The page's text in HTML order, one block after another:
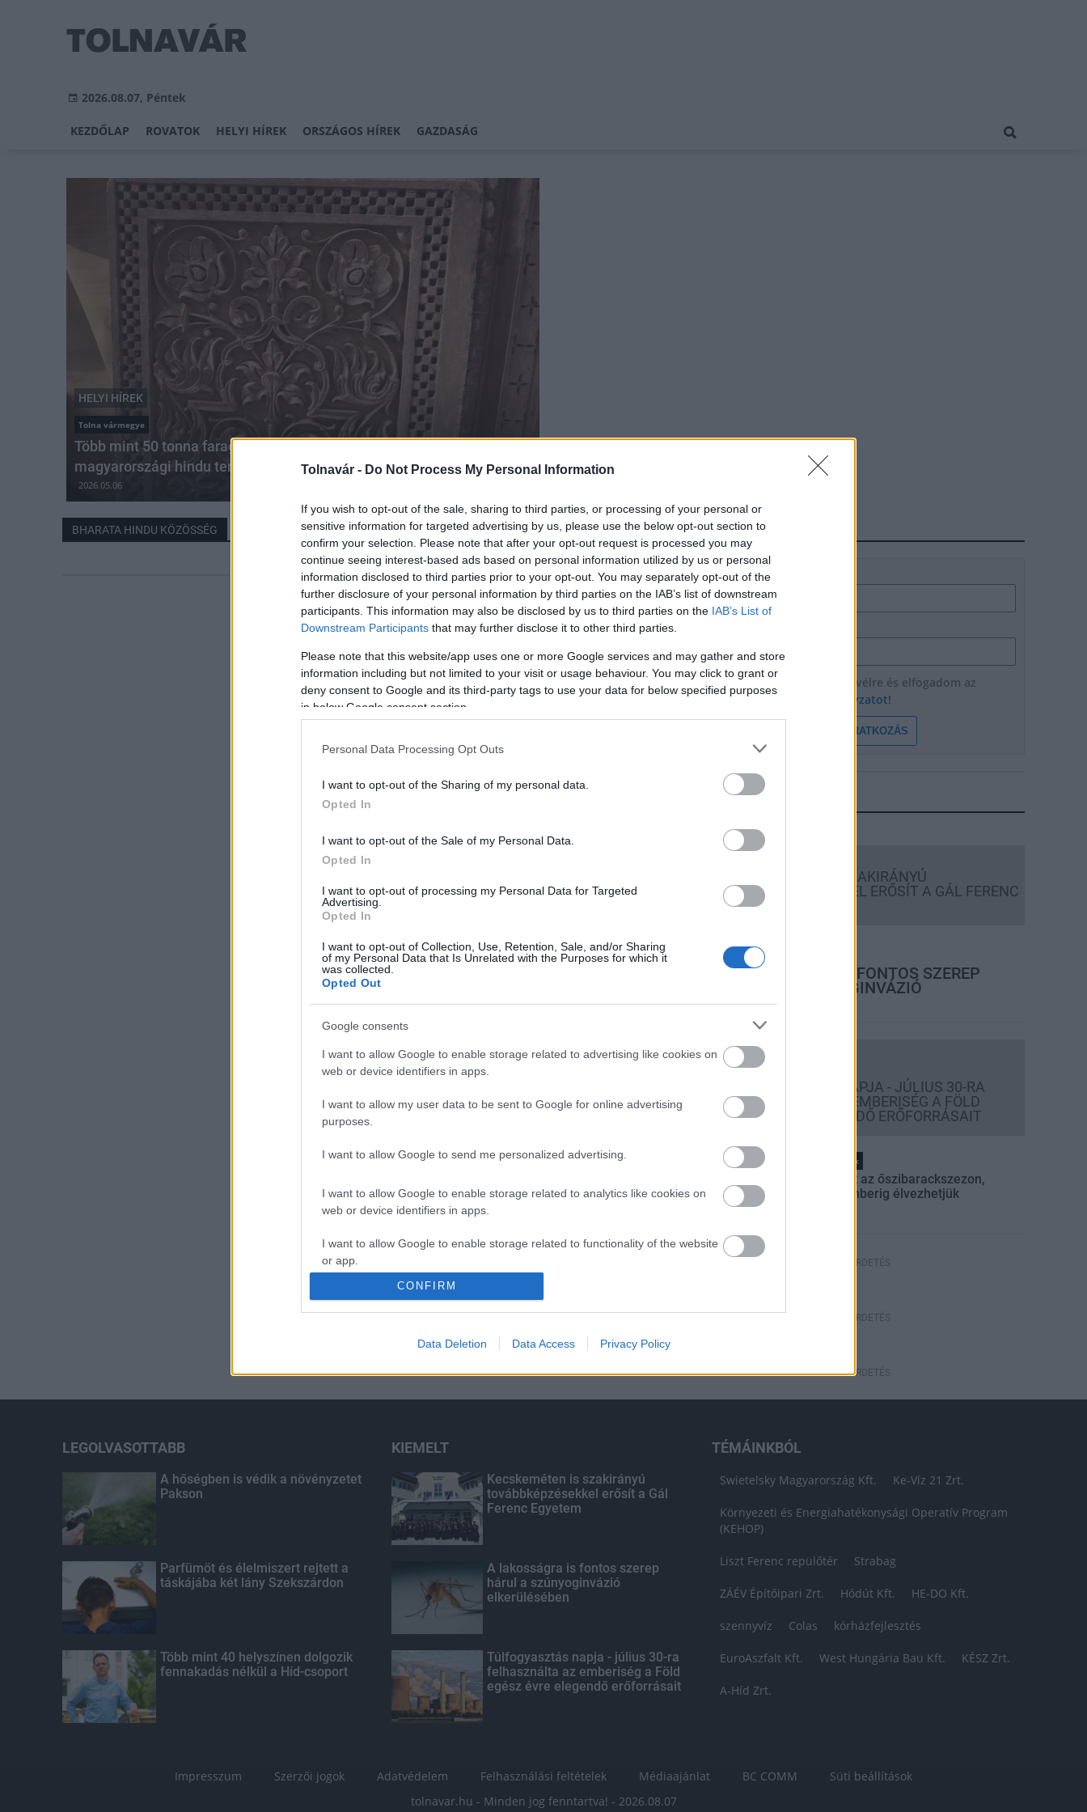
Tolnavár - Do Not Process My Personal Information
If you wish to opt-out of the sale, sharing to third parties, or processing of your personal or
sensitive information for targeted advertising by us, please use the below opt-out section to
confirm your selection. Please note that after your opt-out request is processed you may
continue seeing interest-based ads based on personal information utilized by us or personal
information disclosed to third parties prior to your opt-out. You may separately opt-out of the
further disclosure of your personal information by third parties on the IAB’s list of downstream
participants. This information may also be disclosed by us to third parties on the IAB’s List of
Downstream Participants that may further disclose it to other third parties.
Please note that this website/app uses one or more Google services and may gather and store
information including but not limited to your visit or usage behaviour. You may click to grant or
deny consent to Google and its third-party tags to use your data for below specified purposes
in below Google consent section.
Personal Data Processing Opt Outs
I want to opt-out of the Sharing of my personal data.
Opted In
I want to opt-out of the Sale of my Personal Data.
Opted In
I want to opt-out of processing my Personal Data for Targeted
Advertising.
Opted In
I want to opt-out of Collection, Use, Retention, Sale, and/or Sharing
of my Personal Data that Is Unrelated with the Purposes for which it
was collected.
Opted Out
Google consents
I want to allow Google to enable storage related to advertising like cookies on
web or device identifiers in apps.
I want to allow my user data to be sent to Google for online advertising
purposes.
I want to allow Google to send me personalized advertising.
I want to allow Google to enable storage related to analytics like cookies on
web or device identifiers in apps.
I want to allow Google to enable storage related to functionality of the website
or app.
I want to allow Google to enable storage related to personalization.
authentication functionality and fraud prevention, and other user protection.
CONFIRM
Data Deletion Data Access Privacy Policy
2026.08.07, Péntek
KEZDŐLAP ROVATOK HELYI HÍREK ORSZÁGOS HÍREK GAZDASÁG
HELYI HÍREK
Tolna vármegye
Több mint 50 tonna faragott kő érkezett Indiából a készülő
magyarországi hindu templomhoz
2026.05.06
BHARATA HINDU KÖZÖSSÉG HÍRLEVÉL
Név
Feliratkozom a hírlevélre és elfogadom az
adatvédelmi szabályzatot!
FELIRATKOZÁS
Országos hírek
KECSKEMÉTEN IS SZAKIRÁNYÚ
TOVÁBBKÉPZÉSEKKEL ERŐSÍT A GÁL FERENC
EGYETEM
Országos hírek
A LAKOSSÁGRA IS FONTOS SZEREP
HÁRUL A SZÚNYOGINVÁZIÓ
ELKERÜLÉSÉBEN
Országos hírek
TÚLFOGYASZTÁS NAPJA - JÚLIUS 30-RA
FELHASZNÁLTA AZ EMBERISÉG A FÖLD
EGÉSZ ÉVRE ELEGENDŐ ERŐFORRÁSAIT
Helyi hírek
Beindult az őszibarackszezon,
szeptemberig élvezhetjük
HIRDETÉS
HIRDETÉS
HIRDETÉS
LEGOLVASOTTABB
A hőségben is védik a növényzetet
Pakson
Parfümöt és élelmiszert rejtett a
táskájába két lány Szekszárdon
Több mint 40 helyszínen dolgozik
fennakadás nélkül a Híd-csoport
KIEMELT
Kecskeméten is szakirányú
továbbképzésekkel erősít a Gál
Ferenc Egyetem
A lakosságra is fontos szerep
hárul a szúnyoginvázió
elkerülésében
Túlfogyasztás napja - július 30-ra
felhasználta az emberiség a Föld
egész évre elegendő erőforrásait
TÉMÁINKBÓL
Swietelsky Magyarország Kft. Ke-Víz 21 Zrt.
Környezeti és Energiahatékonysági Operatív Program
(KEHOP)
Liszt Ferenc repülőtér Strabag
ZÁÉV Építőipari Zrt. Hódút Kft. HE-DO Kft.
szennyvíz Colas kórházfejlesztés
EuroAszfalt Kft. West Hungária Bau Kft. KÉSZ Zrt.
A-Híd Zrt.
Impresszum Szerzői jogok Adatvédelem Felhasználási feltételek Médiaajánlat BC COMM
Süti beállítások
tolnavar.hu - Minden jog fenntartva! - 2026.08.07